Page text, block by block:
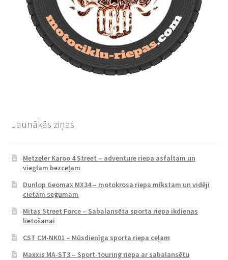
Jaunākās ziņas
Metzeler Karoo 4 Street – adventure riepa asfaltam un
vieglam bezceļam
Dunlop Geomax MX34 – motokrosa riepa mīkstam un vidēji
cietam segumam
Mitas Street Force – Sabalansēta sporta riepa ikdienas
lietošanai
CST CM-NK01 – Mūsdienīga sporta riepa ceļam
Maxxis MA-ST3 – Sport-touring riepa ar sabalansētu